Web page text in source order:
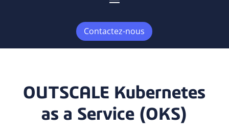
Contactez-nous
OUTSCALE Kubernetes
as a Service (OKS)